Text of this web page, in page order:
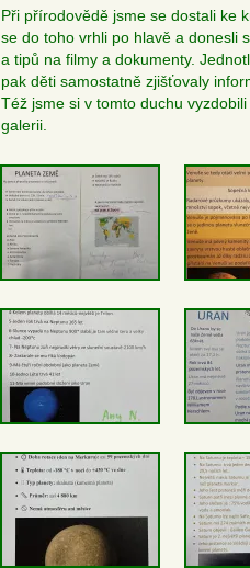
Při přírodovědě jsme se dostali ke
se do toho vrhli po hlavě a donesli
a tipů na filmy a dokumenty.
pak děti samostatně zjišťovaly
Též jsme si v tomto duchu
galerii.